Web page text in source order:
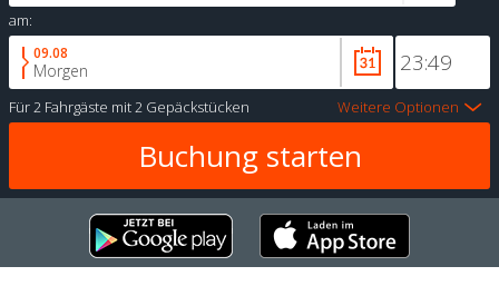
am:
09.08
Morgen
Für2 Fahrgäste mit2 Gepäckstücken Weitere Optionen